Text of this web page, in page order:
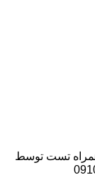
تست توسط